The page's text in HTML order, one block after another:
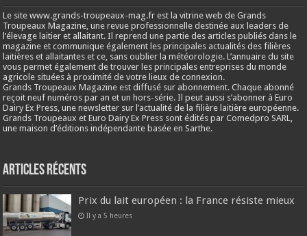
Le site www.grands-troupeaux-mag.fr est la vitrine web de Grands
Troupeaux Magazine, une revue professionnelle destinée aux leaders de
l’élevage laitier et allaitant. Il reprend une partie des articles publiés dans le
magazine et communique également les principales actualités des filières
laitières et allaitantes et ce, sans oublier la météorologie. L’annuaire du site
vous permet également de trouver les principales entreprises du monde
agricole situées à proximité de votre lieux de connexion.
Grands Troupeaux Magazine est diffusé sur abonnement. Chaque abonné
reçoit neuf numéros par an et un hors-série. Il peut aussi s’abonner à Euro
Dairy Ex Press, une newsletter sur l’actualité de la filière laitière européenne.
Grands Troupeaux et Euro Dairy Ex Press sont édités par Comedpro SARL,
une maison d’éditions indépendante basée en Sarthe.
Articles récents
Prix du lait européen : la France résiste mieux
Il y a 5 heures